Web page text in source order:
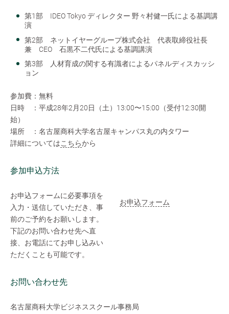
第1部 IDEO Tokyo ディレクター 野々村健一氏による基調講
演
第2部 ネットイヤーグループ株式会社 代表取締役社長
兼 CEO 石黒不二代氏による基調講演
第3部 人材育成の関する有識者によるパネルディスカッシ
ョン
参加費：無料
日時 ：平成28年2月20日（土）13:00〜15:00（受付12:30開
始）
場所 ：名古屋商科大学名古屋キャンパス丸の内タワー
詳細についてはこちらから
参加申込方法
お申込フォームに必要事項を
入力・送信していただき、事
前のご予約をお願いします。
下記のお問い合わせ先へ直
接、お電話にてお申し込みい
ただくことも可能です。
お申込フォーム
お問い合わせ先
名古屋商科大学ビジネススクール事務局